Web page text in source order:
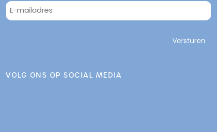
E-
mailadres
VOLG ONS OP SOCIAL MEDIA